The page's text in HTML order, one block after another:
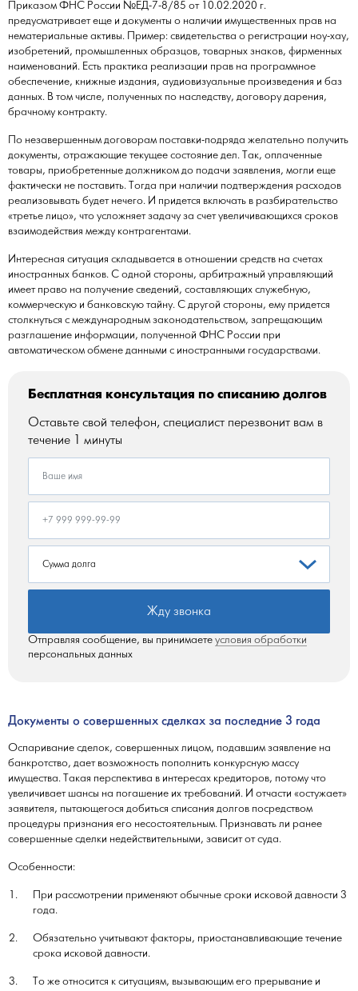
Приказом ФНС России №ЕД-7-8/85 от 10.02.2020 г.
предусматривает еще и документы о наличии имущественных прав на
нематериальные активы. Пример: свидетельства о регистрации ноу-хау,
изобретений, промышленных образцов, товарных знаков, фирменных
наименований. Есть практика реализации прав на программное
обеспечение, книжные издания, аудиовизуальные произведения и баз
данных. В том числе, полученных по наследству, договору дарения,
брачному контракту.
По незавершенным договорам поставки-подряда желательно получить
документы, отражающие текущее состояние дел. Так, оплаченные
товары, приобретенные должником до подачи заявления, могли еще
фактически не поставить. Тогда при наличии подтверждения расходов
реализовывать будет нечего. И придется включать в разбирательство
«третье лицо», что усложняет задачу за счет увеличивающихся сроков
взаимодействия между контрагентами.
Интересная ситуация складывается в отношении средств на счетах
иностранных банков. С одной стороны, арбитражный управляющий
имеет право на получение сведений, составляющих служебную,
коммерческую и банковскую тайну. С другой стороны, ему придется
столкнуться с международным законодательством, запрещающим
разглашение информации, полученной ФНС России при
автоматическом обмене данными с иностранными государствами.
Бесплатная консультация по списанию долгов
Оставьте свой телефон, специалист перезвонит вам в
течение 1 минуты
Жду звонка
Отправляя сообщение, вы принимаете условия обработки
персональных данных
Документы о совершенных сделках за последние 3 года
Оспаривание сделок, совершенных лицом, подавшим заявление на
банкротство, дает возможность пополнить конкурсную массу
имущества. Такая перспектива в интересах кредиторов, потому что
увеличивает шансы на погашение их требований. И отчасти «остужает»
заявителя, пытающегося добиться списания долгов посредством
процедуры признания его несостоятельным. Признавать ли ранее
совершенные сделки недействительными, зависит от суда.
Особенности:
При рассмотрении применяют обычные сроки исковой давности 3
года.
Обязательно учитывают факторы, приостанавливающие течение
срока исковой давности.
То же относится к ситуациям, вызывающим его прерывание и